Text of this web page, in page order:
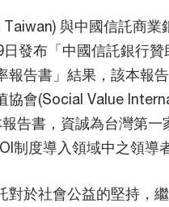
與中國信託商業
發布「中國信託銀行贊
報告書」結果，該本報
協會(Social Value
告書，資誠為台灣第一
制度導入領域中之領導者
對於社會公益的堅持，